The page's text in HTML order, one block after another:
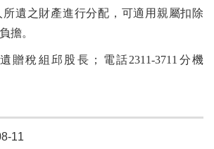
遺之財產進行分配，可適用親屬扣除
擔。
贈稅組邱股長；電話2311-3711分機
11